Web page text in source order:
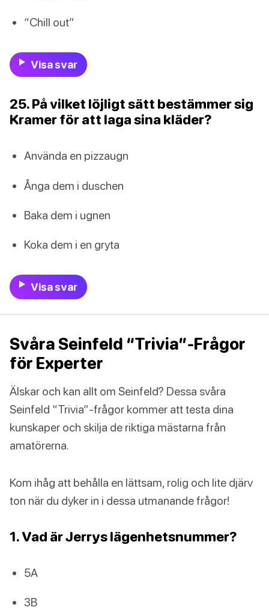
“Chill out”
Visa svar
25. På vilket löjligt sätt bestämmer sig
Kramer för att laga sina kläder?
Använda en pizzaugn
Ånga dem i duschen
Baka dem i ugnen
Koka dem i en gryta
Visa svar
Svåra Seinfeld “Trivia”-Frågor
för Experter
Älskar och kan allt om Seinfeld? Dessa svåra
Seinfeld “Trivia”-frågor kommer att testa dina
kunskaper och skilja de riktiga mästarna från
amatörerna.
Kom ihåg att behålla en lättsam, rolig och lite djärv
ton när du dyker in i dessa utmanande frågor!
1. Vad är Jerrys lägenhetsnummer?
5A
3B